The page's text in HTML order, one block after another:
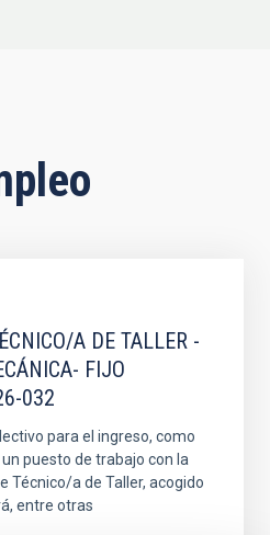
A DE TALLER -
FIJO
032
para el ingreso, como
puesto de trabajo con la
Técnico/a de Taller, acogido
entre otras